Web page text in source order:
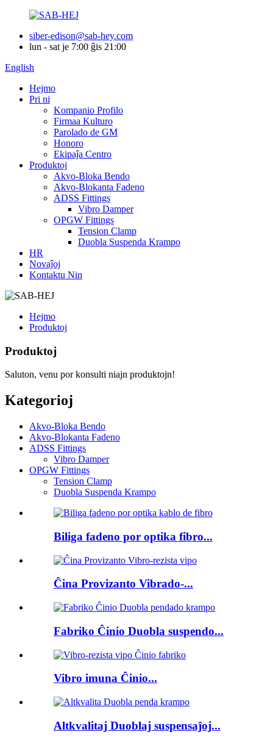
siber-edison@sab-hey.com
lun - sat je 7:00 ĝis 21:00
English
Hejmo
Pri ni
Kompanio Profilo
Firmaa Kulturo
Parolado de GM
Honoro
Ekipaĵa Centro
Produktoj
Akvo-Bloka Bendo
Akvo-Blokanta Fadeno
ADSS Fittings
Vibro Damper
OPGW Fittings
Tension Clamp
Duobla Suspenda Krampo
HR
Novaĵoj
Kontaktu Nin
Hejmo
Produktoj
Produktoj
Saluton, venu por konsulti niajn produktojn!
Kategorioj
Akvo-Bloka Bendo
Akvo-Blokanta Fadeno
ADSS Fittings
Vibro Damper
OPGW Fittings
Tension Clamp
Duobla Suspenda Krampo
Biliga fadeno por optika fibro...
Ĉina Provizanto Vibrado-...
Fabriko Ĉinio Duobla suspendo...
Vibro imuna Ĉinio...
Altkvalitaj Duoblaj suspensaĵoj...